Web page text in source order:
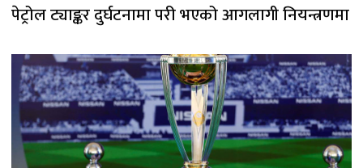
पेट्रोल ट्याङ्कर दुर्घटनामा परी भएको आगलागी नियन्त्रणमा